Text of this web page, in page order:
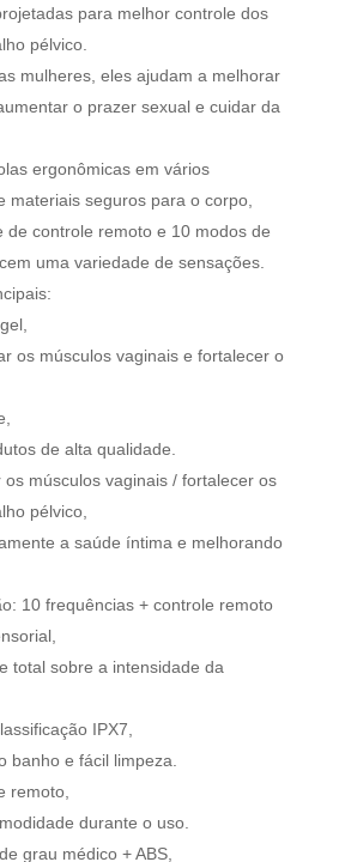
para melhor controle dos
pélvico.
mulheres, eles ajudam a melhorar
o prazer sexual e cuidar da
ergonômicas em vários
materiais seguros para o corpo,
de controle remoto e 10 modos de
uma variedade de sensações.
os músculos vaginais e fortalecer o
de alta qualidade.
os músculos vaginais / fortalecer os
pélvico,
a saúde íntima e melhorando
10 frequências + controle remoto
total sobre a intensidade da
IPX7,
banho e fácil limpeza.
remoto,
durante o uso.
grau médico + ABS,